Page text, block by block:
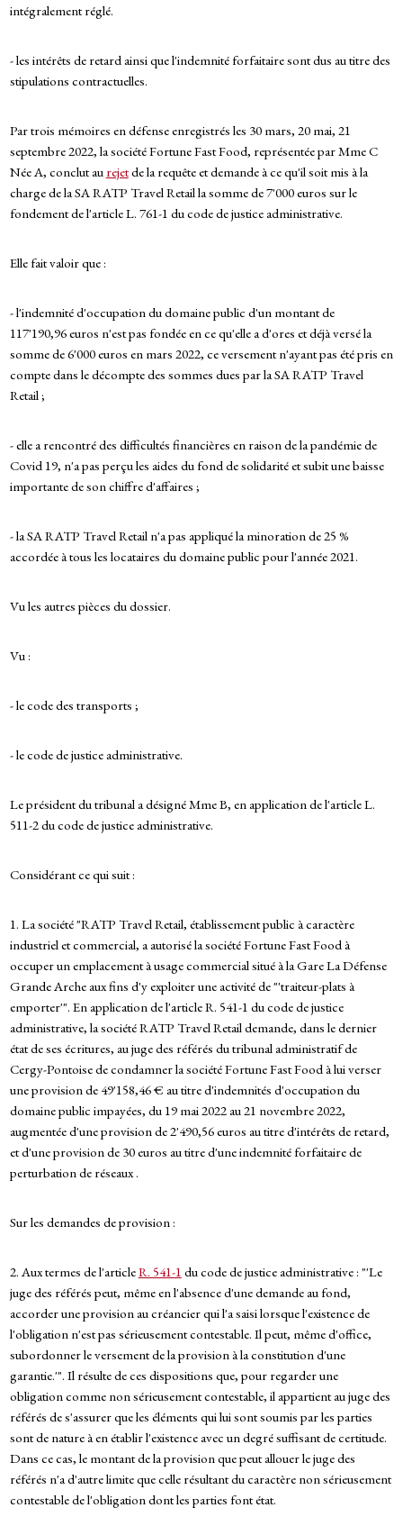
intégralement réglé.
- les intérêts de retard ainsi que l'indemnité forfaitaire sont dus au titre des
stipulations contractuelles.
Par trois mémoires en défense enregistrés les 30 mars, 20 mai, 21
septembre 2022, la société Fortune Fast Food, représentée par Mme C
Née A, conclut au rejetde la requête et demande à ce qu'il soit mis à la
charge de la SA RATP Travel Retail la somme de 7'000 euros sur le
fondement de l'article L. 761-1 du code de justice administrative.
Elle fait valoir que :
- l'indemnité d'occupation du domaine public d'un montant de
117'190,96 euros n'est pas fondée en ce qu'elle a d'ores et déjà versé la
somme de 6'000 euros en mars 2022, ce versement n'ayant pas été pris en
compte dans le décompte des sommes dues par la SA RATP Travel
Retail ;
- elle a rencontré des difficultés financières en raison de la pandémie de
Covid 19, n'a pas perçu les aides du fond de solidarité et subit une baisse
importante de son chiffre d'affaires ;
- la SA RATP Travel Retail n'a pas appliqué la minoration de 25 %
accordée à tous les locataires du domaine public pour l'année 2021.
Vu les autres pièces du dossier.
Vu :
- le code des transports ;
- le code de justice administrative.
Le président du tribunal a désigné Mme B, en application de l'article L.
511-2 du code de justice administrative.
Considérant ce qui suit :
1. La société "RATP Travel Retail, établissement public à caractère
industriel et commercial, a autorisé la société Fortune Fast Food à
occuper un emplacement à usage commercial situé à la Gare La Défense
Grande Arche aux fins d'y exploiter une activité de "'traiteur-plats à
emporter'". En application de l'article R. 541-1 du code de justice
administrative, la société RATP Travel Retail demande, dans le dernier
état de ses écritures, au juge des référés du tribunal administratif de
Cergy-Pontoise de condamner la société Fortune Fast Food à lui verser
une provision de 49'158,46 € au titre d'indemnités d'occupation du
domaine public impayées, du 19 mai 2022 au 21 novembre 2022,
augmentée d'une provision de 2'490,56 euros au titre d'intérêts de retard,
et d'une provision de 30 euros au titre d'une indemnité forfaitaire de
perturbation de réseaux .
Sur les demandes de provision :
2. Aux termes de l'articleR. 541-1 du code de justice administrative : "'Le
juge des référés peut, même en l'absence d'une demande au fond,
accorder une provision au créancier qui l'a saisi lorsque l'existence de
l'obligation n'est pas sérieusement contestable. Il peut, même d'office,
subordonner le versement de la provision à la constitution d'une
garantie.'". Il résulte de ces dispositions que, pour regarder une
obligation comme non sérieusement contestable, il appartient au juge des
référés de s'assurer que les éléments qui lui sont soumis par les parties
sont de nature à en établir l'existence avec un degré suffisant de certitude.
Dans ce cas, le montant de la provision que peut allouer le juge des
référés n'a d'autre limite que celle résultant du caractère non sérieusement
contestable de l'obligation dont les parties font état.